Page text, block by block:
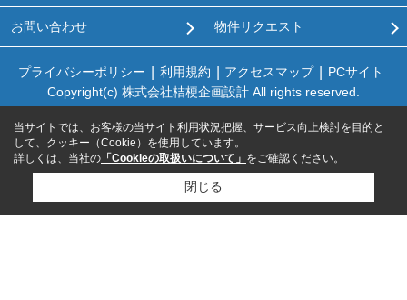
お問い合わせ 物件リクエスト
プライバシーポリシー 利用規約 アクセスマップ
PCサイト
Copyright(c) 株式会社桔梗企画設計 All rights reserved.
当サイトでは、お客様の当サイト利用状況把握、サービス向上検討を目的と
して、クッキー（Cookie）を使用しています。
詳しくは、当社の 「Cookieの取扱いについて」 をご確認ください。
閉じる